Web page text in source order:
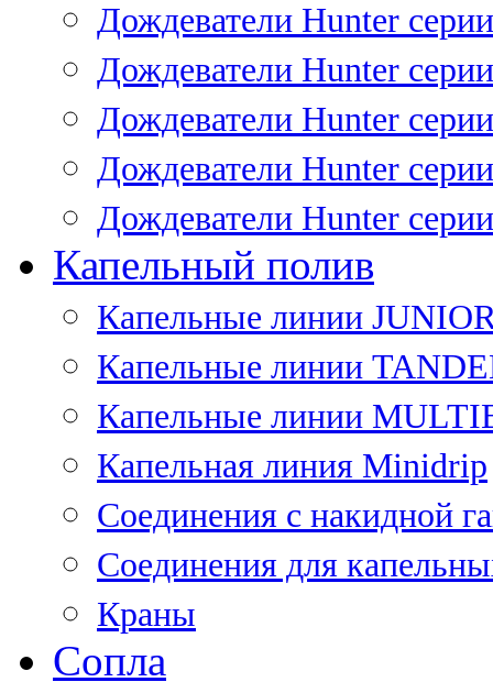
Дождеватели Hunter
Дождеватели Hunter
Дождеватели Hunter
Дождеватели Hunter
Дождеватели Hunter
Капельный полив
Капельные линии
Капельные линии
Капельные линии
Капельная линия Minidrip
Соединения с накидной
Соединения для
Краны
Сопла